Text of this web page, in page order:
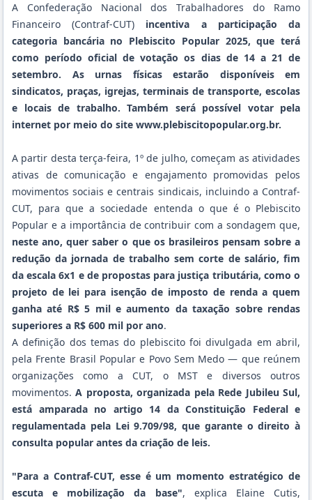
A Confederação Nacional dos Trabalhadores do Ramo
Financeiro (Contraf-CUT) incentiva a participação da
categoria bancária no Plebiscito Popular 2025, que terá
como período oficial de votação os dias de 14 a 21 de
setembro. As urnas físicas estarão disponíveis em
sindicatos, praças, igrejas, terminais de transporte, escolas
e locais de trabalho. Também será possível votar pela
internet por meio do site www.plebiscitopopular.org.br.
A partir desta terça-feira, 1º de julho, começam as atividades
ativas de comunicação e engajamento promovidas pelos
movimentos sociais e centrais sindicais, incluindo a Contraf-
CUT, para que a sociedade entenda o que é o Plebiscito
Popular e a importância de contribuir com a sondagem que,
neste ano, quer saber o que os brasileiros pensam sobre a
redução da jornada de trabalho sem corte de salário, fim
da escala 6x1 e de propostas para justiça tributária, como o
projeto de lei para isenção de imposto de renda a quem
ganha até R$ 5 mil e aumento da taxação sobre rendas
superiores a R$ 600 mil por ano.
A definição dos temas do plebiscito foi divulgada em abril,
pela Frente Brasil Popular e Povo Sem Medo — que reúnem
organizações como a CUT, o MST e diversos outros
movimentos.A proposta, organizada pela Rede Jubileu Sul,
está amparada no artigo 14 da Constituição Federal e
regulamentada pela Lei 9.709/98, que garante o direito à
consulta popular antes da criação de leis.
"Para a Contraf-CUT, esse é um momento estratégico de
escuta e mobilização da base", explica Elaine Cutis,